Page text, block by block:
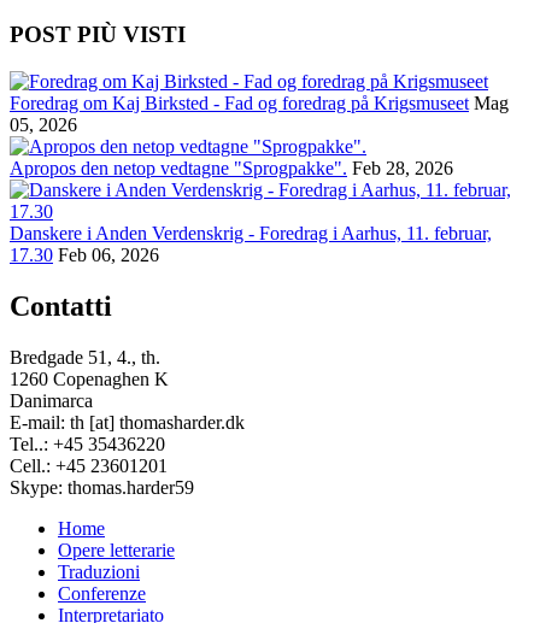
POST PIÙ VISTI
Foredrag om Kaj Birksted - Fad og foredrag på Krigsmuseet Mag
05, 2026
Apropos den netop vedtagne "Sprogpakke". Feb 28, 2026
Danskere i Anden Verdenskrig - Foredrag i Aarhus, 11. februar,
17.30 Feb 06, 2026
Contatti
Bredgade 51, 4., th.
1260 Copenaghen K
Danimarca
E-mail: th [at] thomasharder.dk
Tel..: +45 35436220
Cell.: +45 23601201
Skype: thomas.harder59
Footer
menu
Home
Opere letterarie
Traduzioni
Conferenze
Interpretariato